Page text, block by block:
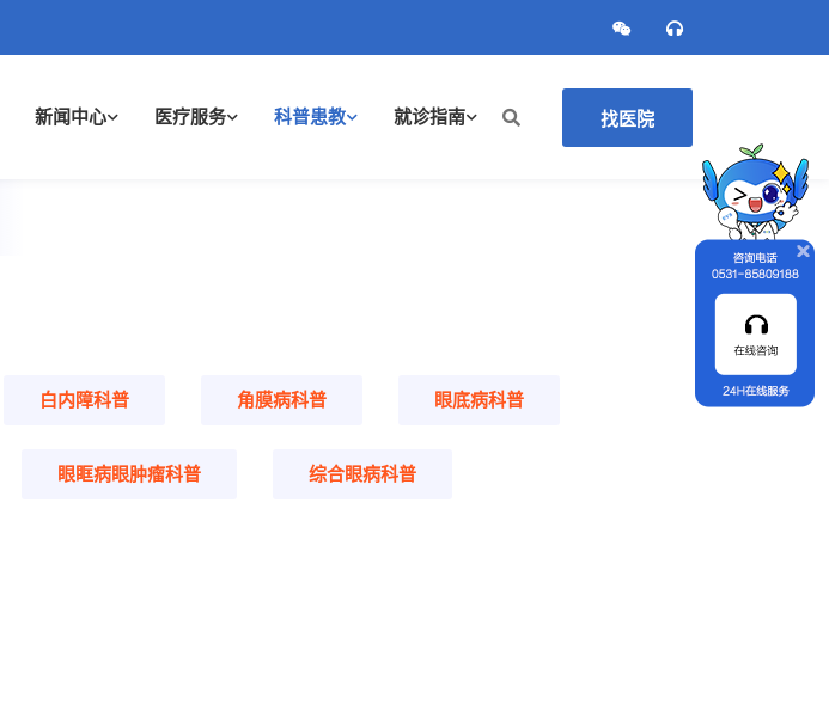
新闻中心 医疗服务 科普患教 就诊指南 找医院
白内障科普 角膜病科普 眼底病科普
眼眶病眼肿瘤科普 综合眼病科普